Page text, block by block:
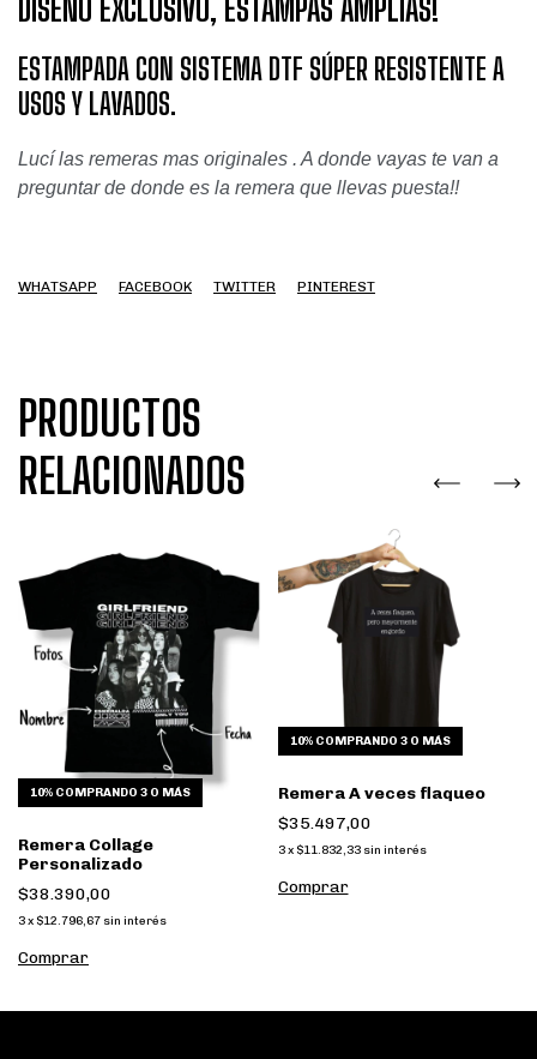
DISEÑO EXCLUSIVO, ESTAMPAS AMPLIAS!
ESTAMPADA CON SISTEMA DTF SÚPER RESISTENTE A
USOS Y LAVADOS.
Lucí las remeras mas originales . A donde vayas te van a
preguntar de donde es la remera que llevas puesta!!
WHATSAPP FACEBOOK TWITTER PINTEREST
PRODUCTOS
RELACIONADOS
10% COMPRANDO 3 O MÁS
Remera Collage
Personalizado
$38.390,00
3x $12.796,67 sin interés
Comprar
10% COMPRANDO 3 O MÁS
Remera A veces flaqueo
$35.497,00
3 x $11.832,33 sin interés
Comprar